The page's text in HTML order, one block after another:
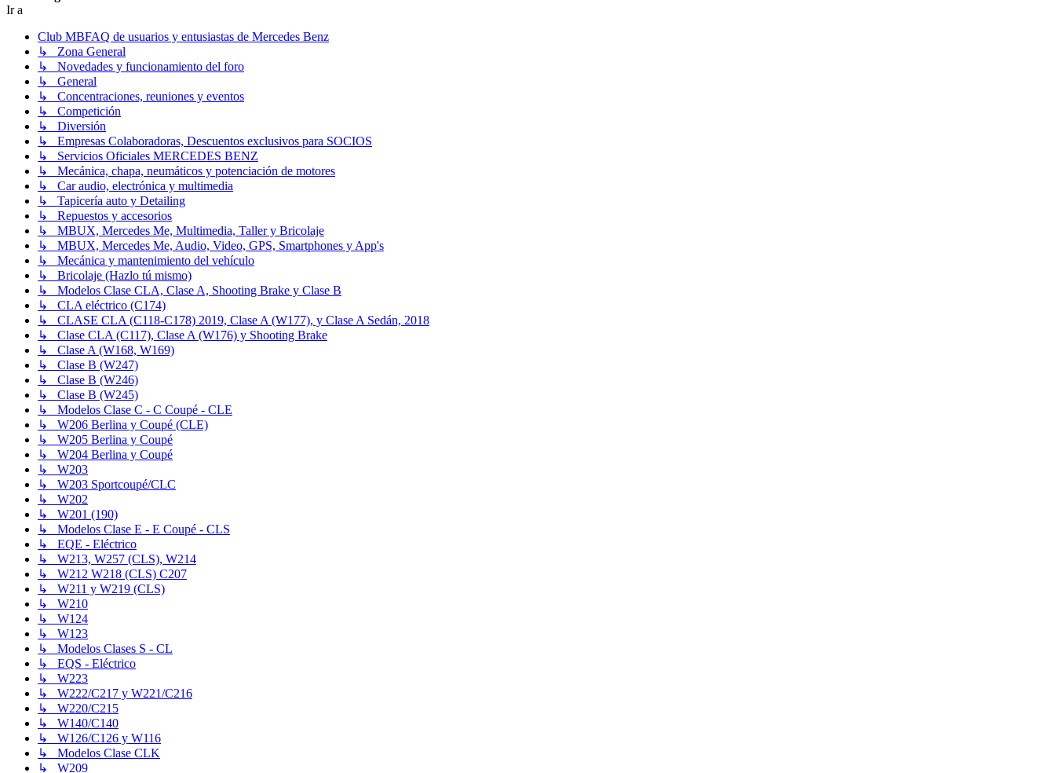
Ir a
Club MBFAQ de usuarios y entusiastas de Mercedes Benz
↳ Zona General
↳ Novedades y funcionamiento del foro
↳ General
↳ Concentraciones, reuniones y eventos
↳ Competición
↳ Diversión
↳ Empresas Colaboradoras, Descuentos exclusivos para SOCIOS
↳ Servicios Oficiales MERCEDES BENZ
↳ Mecánica, chapa, neumáticos y potenciación de motores
↳ Car audio, electrónica y multimedia
↳ Tapicería auto y Detailing
↳ Repuestos y accesorios
↳ MBUX, Mercedes Me, Multimedia, Taller y Bricolaje
↳ MBUX, Mercedes Me, Audio, Video, GPS, Smartphones y App's
↳ Mecánica y mantenimiento del vehículo
↳ Bricolaje (Hazlo tú mismo)
↳ Modelos Clase CLA, Clase A, Shooting Brake y Clase B
↳ CLA eléctrico (C174)
↳ CLASE CLA (C118-C178) 2019, Clase A (W177), y Clase A Sedán, 2018
↳ Clase CLA (C117), Clase A (W176) y Shooting Brake
↳ Clase A (W168, W169)
↳ Clase B (W247)
↳ Clase B (W246)
↳ Clase B (W245)
↳ Modelos Clase C - C Coupé - CLE
↳ W206 Berlina y Coupé (CLE)
↳ W205 Berlina y Coupé
↳ W204 Berlina y Coupé
↳ W203
↳ W203 Sportcoupé/CLC
↳ W202
↳ W201 (190)
↳ Modelos Clase E - E Coupé - CLS
↳ EQE - Eléctrico
↳ W213, W257 (CLS), W214
↳ W212 W218 (CLS) C207
↳ W211 y W219 (CLS)
↳ W210
↳ W124
↳ W123
↳ Modelos Clases S - CL
↳ EQS - Eléctrico
↳ W223
↳ W222/C217 y W221/C216
↳ W220/C215
↳ W140/C140
↳ W126/C126 y W116
↳ Modelos Clase CLK
↳ W209